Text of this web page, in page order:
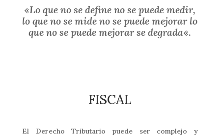
«Lo que no se define no se puede medir,
lo que no se mide no se puede mejorar lo
que no se puede mejorar se degrada«.
FISCAL
El Derecho Tributario puede ser complejo y